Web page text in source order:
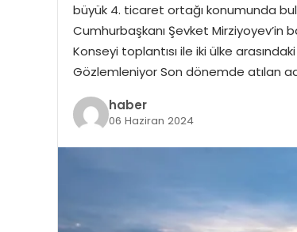
büyük 4. ticaret ortağı konumunda
Cumhurbaşkanı Şevket Mirziyoyev’in
Konseyi toplantısı ile iki ülke
Gözlemleniyor Son dönemde atılan
haber
06 Haziran 2024